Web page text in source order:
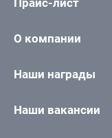
Прайс-лист
О компании
Наши награды
Наши вакансии